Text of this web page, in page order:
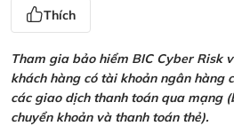
Thích
Tham gia bảo hiểm BIC Cyber Risk
khách hàng có tài khoản ngân hàng
các giao dịch thanh toán qua mạng
chuyển khoản và thanh toán thẻ).